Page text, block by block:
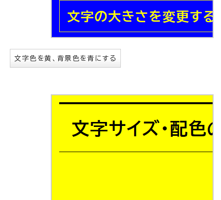
文字色を黄、背景色を青にする